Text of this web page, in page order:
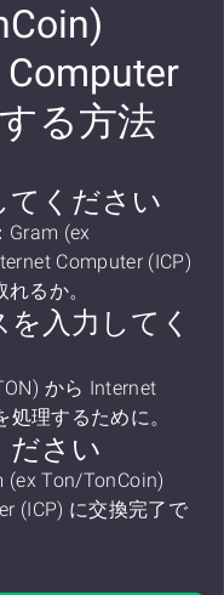
る方法
てください
Gram (ex
Computer (ICP)
るか。
入力してく
から Internet
理するために。
ださい
(ex Ton/TonCoin)
(ICP) に交換完了で